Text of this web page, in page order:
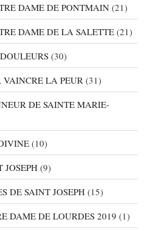
DAME DE PONTMAIN (21)
DAME DE LA SALETTE (21)
(30)
VAINCRE LA PEUR (31)
DE SAINTE MARIE-
(10)
JOSEPH (9)
DE SAINT JOSEPH (15)
DAME DE LOURDES 2019 (1)